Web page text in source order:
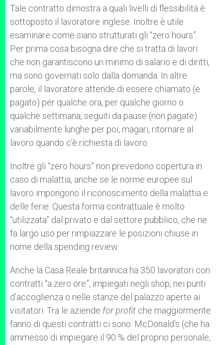
Tale contratto dimostra a quali livelli di flessibilità è
sottoposto il lavoratore inglese. Inoltre è utile
esaminare come siano strutturati gli “zero hours”.
Per prima cosa bisogna dire che si tratta di lavori
che non garantiscono un minimo di salario e di diritti,
ma sono governati solo dalla domanda. In altre
parole, il lavoratore attende di essere chiamato (e
pagato) per qualche ora, per qualche giorno o
qualche settimana, seguiti da pause (non pagate)
variabilmente lunghe per poi, magari, ritornare al
lavoro quando c’è richiesta di lavoro.
Inoltre gli “zero hours” non prevedono copertura in
caso di malattia, anche se le norme europee sul
lavoro impongono il riconoscimento della malattia e
delle ferie. Questa forma contrattuale è molto
“utilizzata” dal privato e dal settore pubblico, che ne
fa largo uso per rimpiazzare le posizioni chiuse in
nome della spending review.
Anche la Casa Reale britannica ha 350 lavoratori con
contratti “a zero ore”, impiegati negli shop, nei punti
d’accoglienza o nelle stanze del palazzo aperte ai
visitatori. Tra le aziende for profit che maggiormente
fanno di questi contratti ci sono: McDonald’s (che ha
ammesso di impiegare il 90 % del proprio personale,